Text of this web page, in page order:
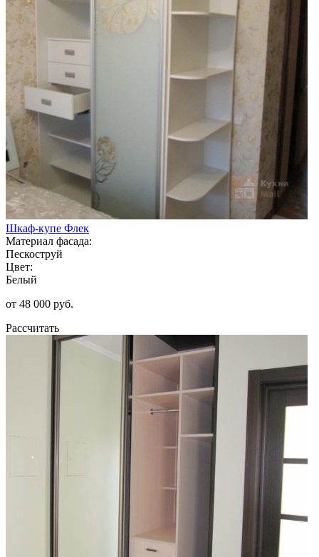
Шкаф-купе Флек
Материал фасада:
Пескоструй
Цвет:
Белый
от 48 000 руб.
Рассчитать